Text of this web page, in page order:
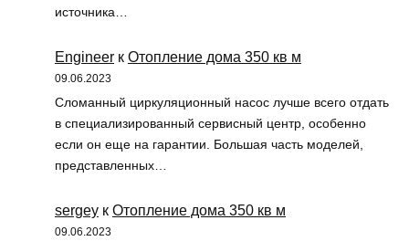
источника…
Engineer к Отопление дома 350 кв м
09.06.2023
Сломанный циркуляционный насос лучше всего отдать
в специализированный сервисный центр, особенно
если он еще на гарантии. Большая часть моделей,
представленных…
sergey к Отопление дома 350 кв м
09.06.2023